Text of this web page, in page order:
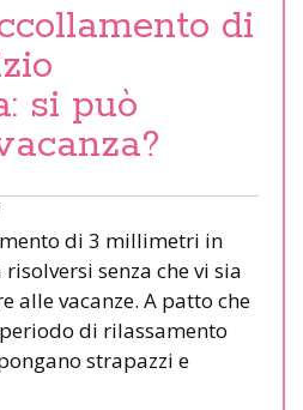
di
si può
di 3 millimetri in
senza che vi sia
alle vacanze. A patto che
di rilassamento
strapazzi e